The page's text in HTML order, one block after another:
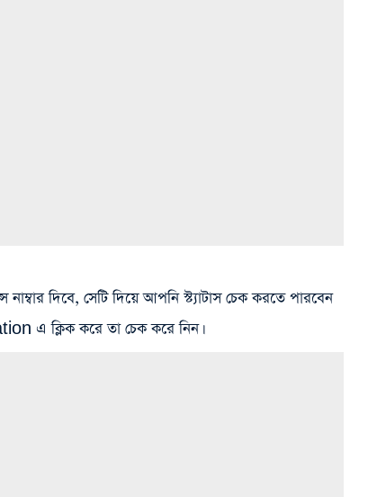
দিবে, সেটি দিয়ে আপনি স্ট্যাটাস চেক করতে পারবেন
এ ক্লিক করে তা চেক করে নিন।